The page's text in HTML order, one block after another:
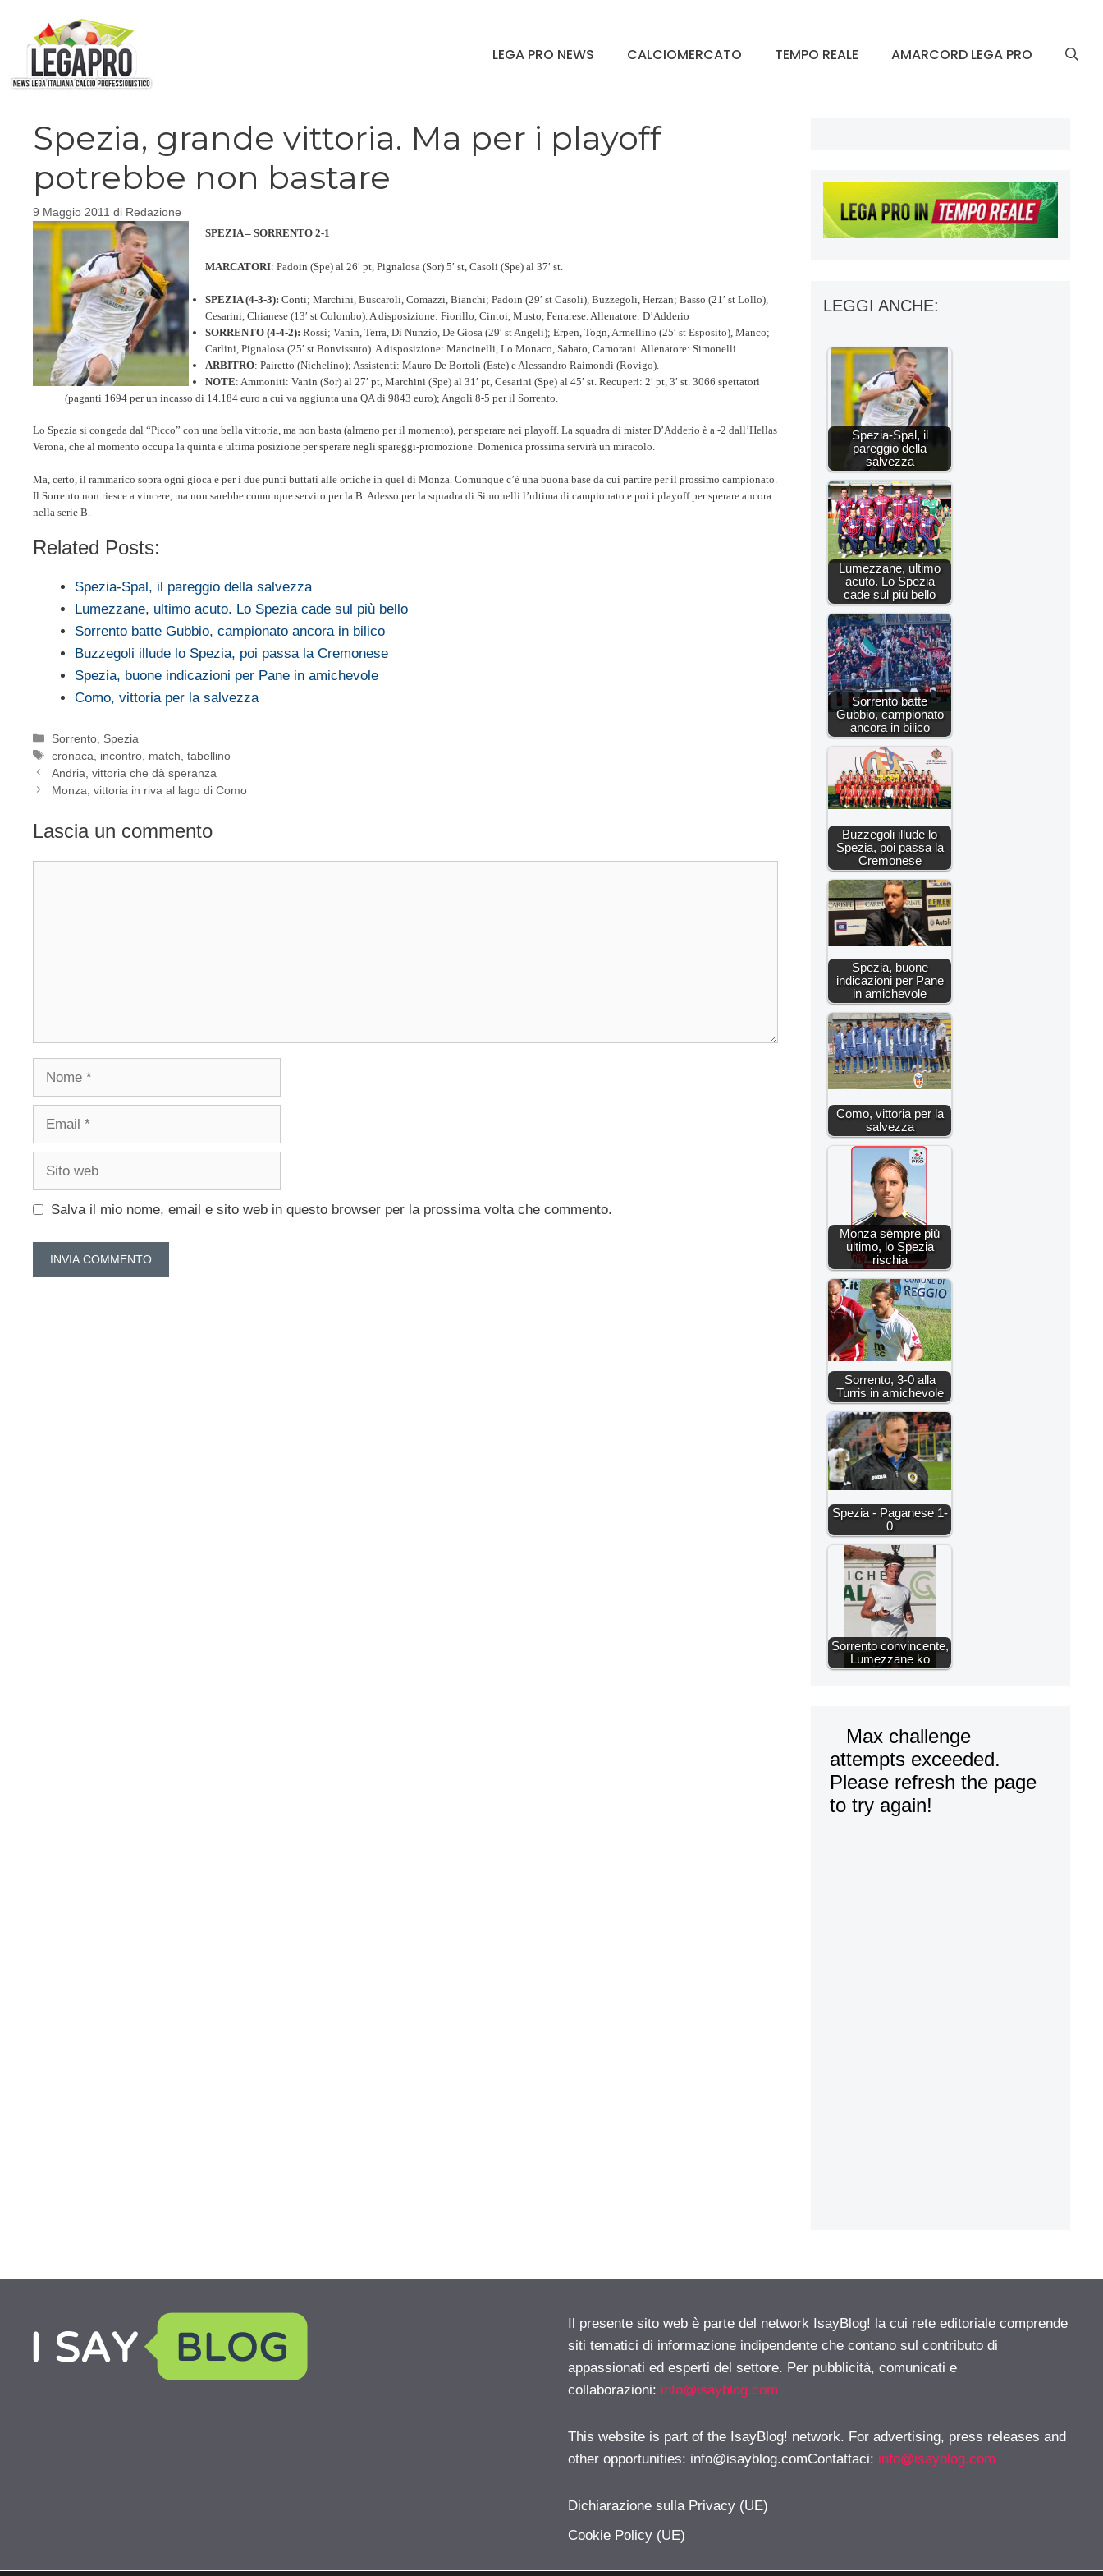
contenuto
LEGA PRO NEWS CALCIOMERCATO TEMPO REALE AMARCORD LEGA PRO
Spezia, grande vittoria. Ma per i playoff
potrebbe non bastare
9 Maggio 2011 di Redazione
SPEZIA – SORRENTO 2-1
MARCATORI: Padoin (Spe) al 26′ pt, Pignalosa (Sor) 5′ st, Casoli (Spe) al 37′ st.
SPEZIA (4-3-3): Conti; Marchini, Buscaroli, Comazzi, Bianchi; Padoin (29′ st Casoli), Buzzegoli, Herzan; Basso (21′ st Lollo),
Cesarini, Chianese (13′ st Colombo). A disposizione: Fiorillo, Cintoi, Musto, Ferrarese. Allenatore: D’Adderio
SORRENTO (4-4-2): Rossi; Vanin, Terra, Di Nunzio, De Giosa (29′ st Angeli); Erpen, Togn, Armellino (25′ st Esposito), Manco;
Carlini, Pignalosa (25′ st Bonvissuto). A disposizione: Mancinelli, Lo Monaco, Sabato, Camorani. Allenatore: Simonelli.
ARBITRO: Pairetto (Nichelino); Assistenti: Mauro De Bortoli (Este) e Alessandro Raimondi (Rovigo).
NOTE: Ammoniti: Vanin (Sor) al 27′ pt, Marchini (Spe) al 31′ pt, Cesarini (Spe) al 45′ st. Recuperi: 2′ pt, 3′ st. 3066 spettatori
(paganti 1694 per un incasso di 14.184 euro a cui va aggiunta una QA di 9843 euro); Angoli 8-5 per il Sorrento.
Lo Spezia si congeda dal “Picco” con una bella vittoria, ma non basta (almeno per il momento), per sperare nei playoff. La squadra di mister D’Adderio è a -2 dall’Hellas
Verona, che al momento occupa la quinta e ultima posizione per sperare negli spareggi-promozione. Domenica prossima servirà un miracolo.
Ma, certo, il rammarico sopra ogni gioca è per i due punti buttati alle ortiche in quel di Monza. Comunque c’è una buona base da cui partire per il prossimo campionato.
Il Sorrento non riesce a vincere, ma non sarebbe comunque servito per la B. Adesso per la squadra di Simonelli l’ultima di campionato e poi i playoff per sperare ancora
nella serie B.
Related Posts:
Spezia-Spal, il pareggio della salvezza
Lumezzane, ultimo acuto. Lo Spezia cade sul più bello
Sorrento batte Gubbio, campionato ancora in bilico
Buzzegoli illude lo Spezia, poi passa la Cremonese
Spezia, buone indicazioni per Pane in amichevole
Como, vittoria per la salvezza
Categorie
Sorrento Spezia
Tag
cronaca incontro match ,tabellino
Andria, vittoria che dà speranza
Monza, vittoria in riva al lago di Como
Lascia un commento
Nome
Email
Sito
Salva il mio nome, email e sito web in questo browser per la prossima volta che commento.
LEGGI ANCHE:
Spezia-Spal, il
pareggio della
salvezza
Lumezzane, ultimo
acuto. Lo Spezia
cade sul più bello
Sorrento batte
Gubbio, campionato
ancora in bilico
Buzzegoli illude lo
Spezia, poi passa la
Cremonese
Spezia, buone
indicazioni per Pane
in amichevole
Como, vittoria per la
salvezza
Monza sempre più
ultimo, lo Spezia
rischia
Sorrento, 3-0 alla
Turris in amichevole
Spezia - Paganese 1-
0
Sorrento convincente,
Lumezzane ko
Il presente sito web è parte del network IsayBlog! la cui rete editoriale comprende
siti tematici di informazione indipendente che contano sul contributo di
appassionati ed esperti del settore. Per pubblicità, comunicati e
collaborazioni: info@isayblog.com
This website is part of the IsayBlog! network. For advertising, press releases and
other opportunities: info@isayblog.comContattaci: info@isayblog.com
Dichiarazione sulla Privacy (UE)
Cookie Policy (UE)